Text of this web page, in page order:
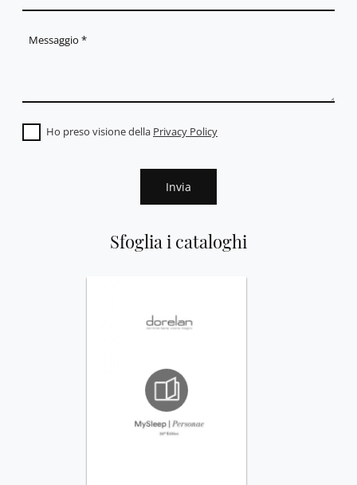
Sfoglia i cataloghi
Ho preso visione della Privacy Policy
Invia